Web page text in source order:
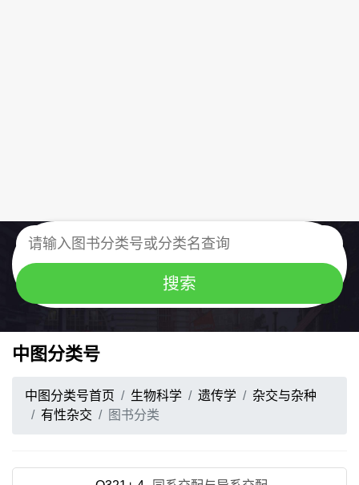
中图分类号
中图分类号首页 生物科学 遗传学
杂交与杂种
有性杂交
图书分类